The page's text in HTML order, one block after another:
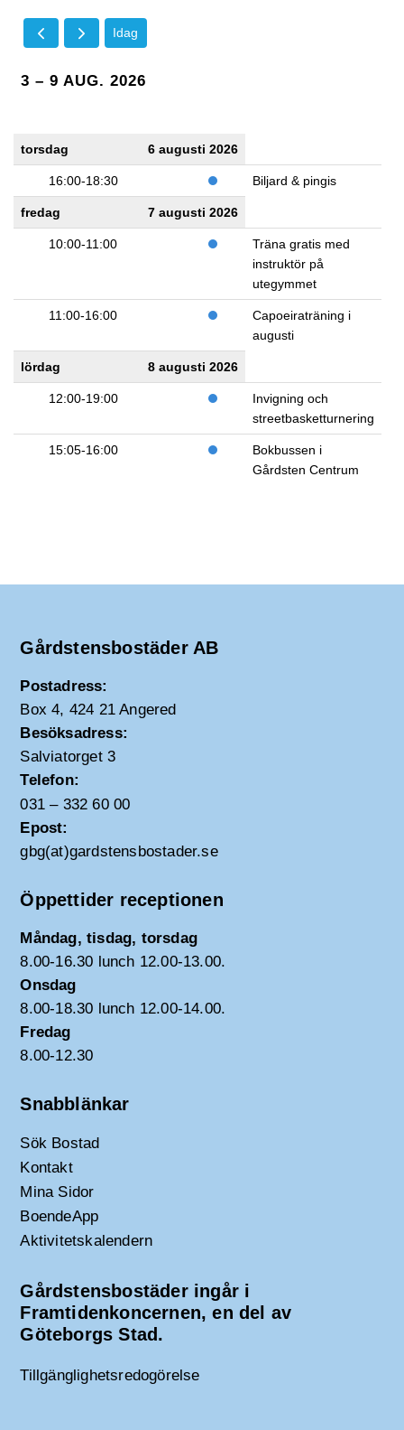
Idag
3 – 9 AUG. 2026
torsdag 6 augusti 2026
16:00-18:30 Biljard & pingis
fredag 7 augusti 2026
10:00-11:00
Träna gratis med
instruktör på
utegymmet
11:00-16:00
Capoeiraträning i
augusti
lördag 8 augusti 2026
12:00-19:00
Invigning och
streetbasketturnering
15:05-16:00
Bokbussen i
Gårdsten Centrum
Gårdstensbostäder AB
Postadress:
Box 4, 424 21 Angered
Besöksadress:
Salviatorget 3
Telefon:
031 – 332 60 00
Epost:
gbg(at)gardstensbostader.se
Öppettider receptionen
Måndag, tisdag, torsdag
8.00-16.30 lunch 12.00-13.00.
Onsdag
8.00-18.30 lunch 12.00-14.00.
Fredag
8.00-12.30
Snabblänkar
Sök Bostad
Kontakt
Mina Sidor
BoendeApp
Aktivitetskalendern
Gårdstensbostäder ingår i
Framtidenkoncernen, en del av
Göteborgs Stad.
Tillgänglighetsredogörelse